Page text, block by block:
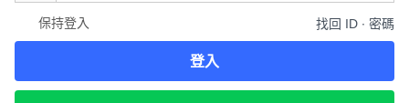
保持登入 找回 ID ∙ 密碼
登入